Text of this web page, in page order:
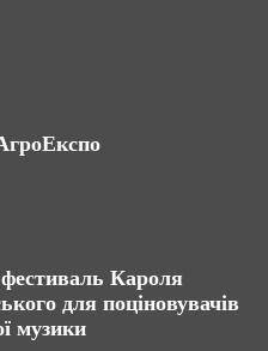
Кароля
для поціновувачів
музики